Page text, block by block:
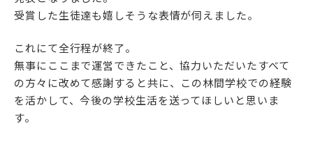
アクセス サイトマップ
受賞した生徒達も嬉しそうな表情が伺えました。
これにて全行程が終了。
無事にここまで運営できたこと、協力いただいたすべて
の方々に改めて感謝すると共に、この林間学校での経験
を活かして、今後の学校生活を送ってほしいと思いま
す。